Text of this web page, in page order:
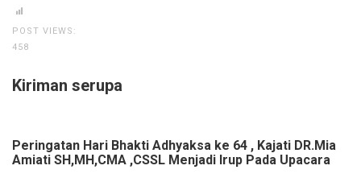
POST VIEWS:
458
Kiriman serupa
Peringatan Hari Bhakti Adhyaksa ke 64 , Kajati DR.Mia
Amiati SH,MH,CMA ,CSSL Menjadi Irup Pada Upacara